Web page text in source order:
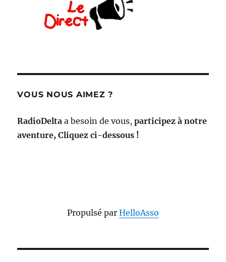
VOUS NOUS AIMEZ ?
RadioDelta a besoin de vous,participez à notre
aventure, Cliquez ci-dessous !
Propulsé par HelloAsso